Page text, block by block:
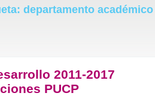
departamento
2011-2017
PUCP